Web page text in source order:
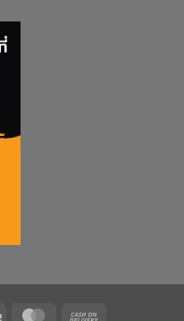
Stripe MasterCard